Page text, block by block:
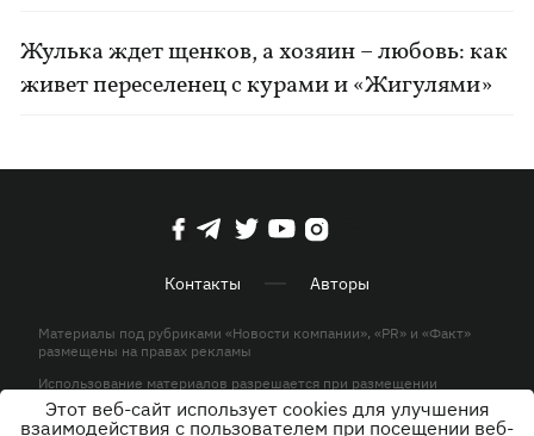
Жулька ждет щенков, а хозяин – любовь: как
живет переселенец с курами и «Жигулями»
Контакты Авторы
Материалы под рубриками «Новости компании», «PR» и «Факт»
размещены на правах рекламы
Использование материалов разрешается при размещении
активной гиперссылки на KP.UA в первом абзаце.
Этот веб-сайт использует cookies для улучшения
взаимодействия с пользователем при посещении веб-